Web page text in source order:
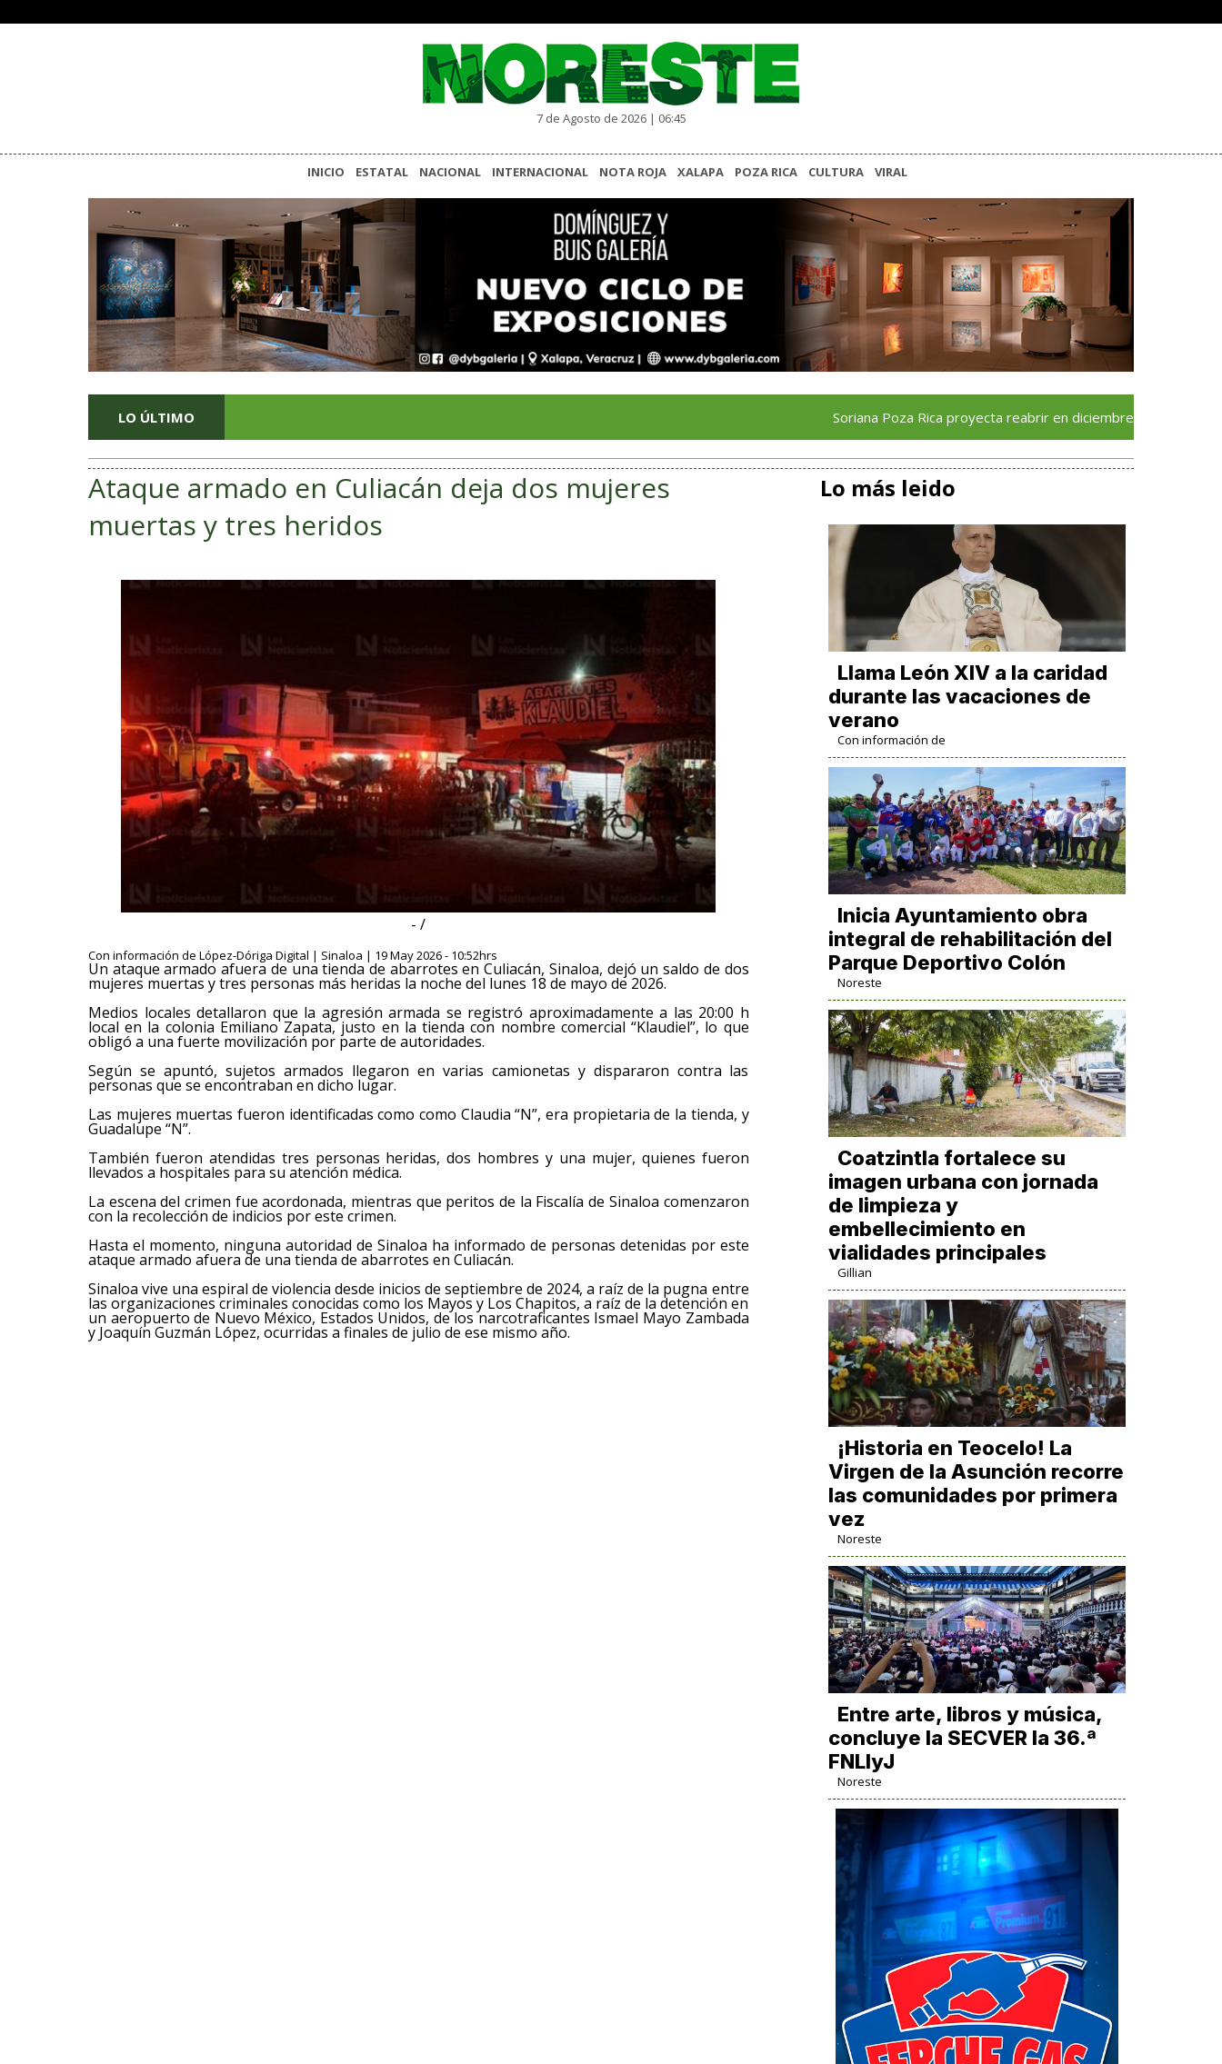
7 de Agosto de 2026 | 06:45
INICIO ESTATAL NACIONAL INTERNACIONAL NOTA ROJA XALAPA POZA RICA CULTURA VIRAL
LO ÚLTIMO Soriana Poza Rica proyecta reabrir en diciembre tras avance del 70 % en
Ataque armado en Culiacán deja dos mujeres
muertas y tres heridos
- /
Con información de López-Dóriga Digital | Sinaloa | 19 May 2026 - 10:52hrs
Un ataque armado afuera de una tienda de abarrotes en Culiacán, Sinaloa, dejó un saldo de dos
mujeres muertas y tres personas más heridas la noche del lunes 18 de mayo de 2026.
Medios locales detallaron que la agresión armada se registró aproximadamente a las 20:00 h
local en la colonia Emiliano Zapata, justo en la tienda con nombre comercial “Klaudiel”, lo que
obligó a una fuerte movilización por parte de autoridades.
Según se apuntó, sujetos armados llegaron en varias camionetas y dispararon contra las
personas que se encontraban en dicho lugar.
Las mujeres muertas fueron identificadas como como Claudia “N”, era propietaria de la tienda, y
Guadalupe “N”.
También fueron atendidas tres personas heridas, dos hombres y una mujer, quienes fueron
llevados a hospitales para su atención médica.
La escena del crimen fue acordonada, mientras que peritos de la Fiscalía de Sinaloa comenzaron
con la recolección de indicios por este crimen.
Hasta el momento, ninguna autoridad de Sinaloa ha informado de personas detenidas por este
ataque armado afuera de una tienda de abarrotes en Culiacán.
Sinaloa vive una espiral de violencia desde inicios de septiembre de 2024, a raíz de la pugna entre
las organizaciones criminales conocidas como los Mayos y Los Chapitos, a raíz de la detención en
un aeropuerto de Nuevo México, Estados Unidos, de los narcotraficantes Ismael Mayo Zambada
y Joaquín Guzmán López, ocurridas a finales de julio de ese mismo año.
Lo más leido
Llama León XIV a la caridad
durante las vacaciones de
verano
Con información de
Inicia Ayuntamiento obra
integral de rehabilitación del
Parque Deportivo Colón
Noreste
Coatzintla fortalece su
imagen urbana con jornada
de limpieza y
embellecimiento en
vialidades principales
Gillian
​¡Historia en Teocelo! La
Virgen de la Asunción recorre
las comunidades por primera
vez
Noreste
Entre arte, libros y música,
concluye la SECVER la 36.ª
FNLIyJ
Noreste